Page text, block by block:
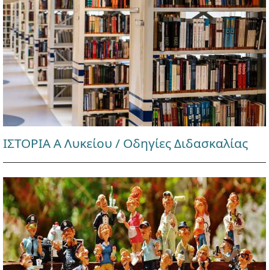
ΙΣΤΟΡΙΑ Α Λυκείου / Οδηγίες Διδασκαλίας